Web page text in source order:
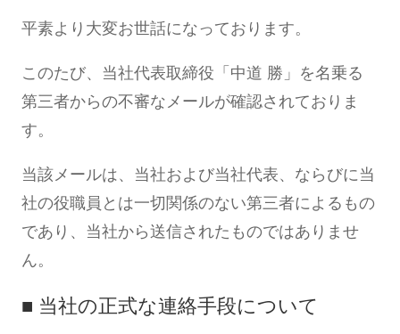
平素より大変お世話になっております。
このたび、当社代表取締役「中道 勝」を名乗る
第三者からの不審なメールが確認されておりま
す。
当該メールは、当社および当社代表、ならびに当
社の役職員とは一切関係のない第三者によるもの
であり、当社から送信されたものではありませ
ん。
■ 当社の正式な連絡手段について